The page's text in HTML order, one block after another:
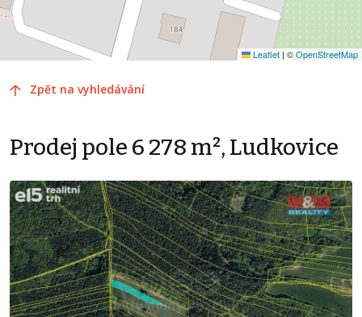
Leaflet | ©OpenStreetMap
Zpět na vyhledávání
Prodej pole 6 278 m², Ludkovice